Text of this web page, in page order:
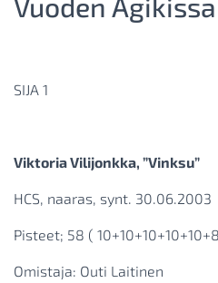
SIJA 1
Viktoria Vilijonkka, ”Vinksu”
HCS, naaras, synt. 30.06.2003
Pisteet; 58 (
Omistaja: Outi Laitinen